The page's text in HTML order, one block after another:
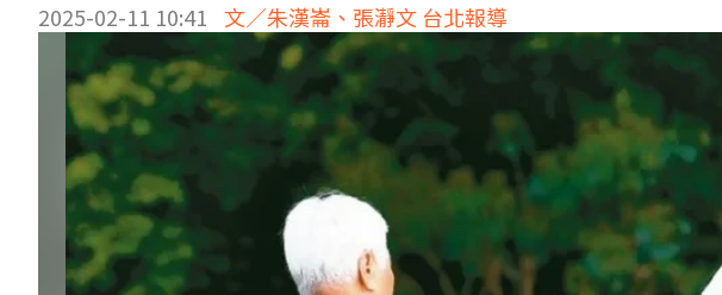
2025-02-11 10:41 文／朱漢崙、張瀞文 台北報導